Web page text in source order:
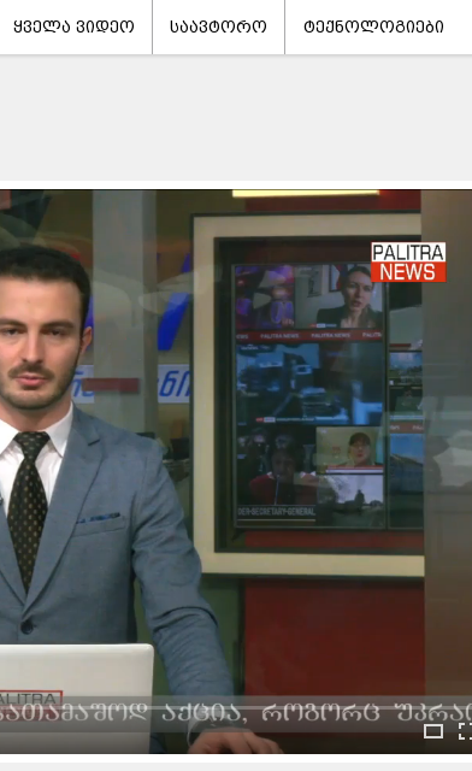
ყველა ვიდეო საავტორო ტექნოლოგიები